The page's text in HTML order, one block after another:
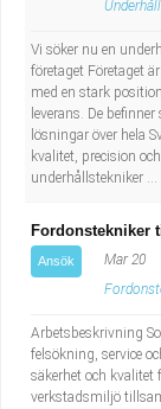
Vi söker nu en
företaget Företaget
med en stark
leverans. De
lösningar över hela
kvalitet, precision
underhållstekniker ...
Fordonstekniker
Ansök Mar 20
Arbetsbeskrivning
felsökning, service
säkerhet och kvalitet
verkstadsmiljö